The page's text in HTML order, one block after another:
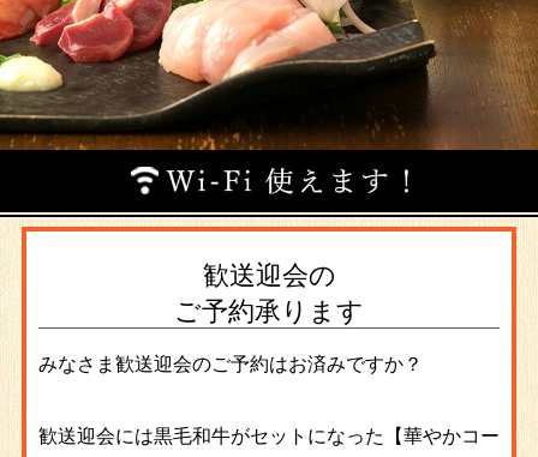
歓送迎会の
ご予約承ります
みなさま歓送迎会のご予約はお済みですか？
歓送迎会には黒毛和牛がセットになった【華やかコー